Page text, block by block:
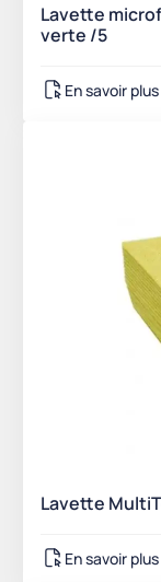
Lavette
verte /5
En savoir plus
Lavette
En savoir plus